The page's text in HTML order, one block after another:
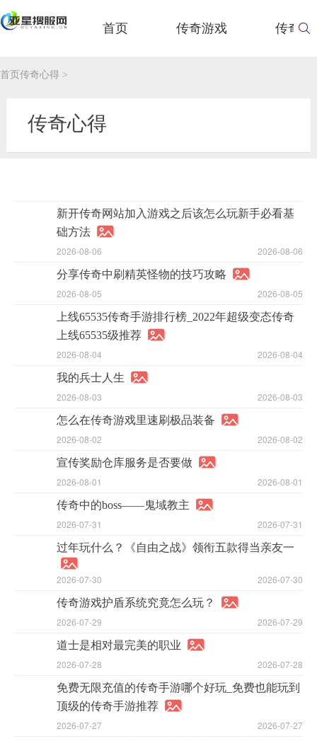
首页 传奇游戏 传奇玩
首页 >
传奇心得
传奇心得
新开传奇网站加入游戏之后该怎么玩新手必看基
础方法
2026-08-06
2026-08-06
分享传奇中刷精英怪物的技巧攻略
2026-08-05
2026-08-05
上线65535传奇手游排行榜_2022年超级变态传奇
上线65535级推荐
2026-08-04
2026-08-04
我的兵士人生
2026-08-03
2026-08-03
怎么在传奇游戏里速刷极品装备
2026-08-02
2026-08-02
宣传奖励仓库服务是否要做
2026-08-01
2026-08-01
传奇中的boss——鬼域教主
2026-07-31
2026-07-31
过年玩什么？《自由之战》领衔五款得当亲友一
2026-07-30
2026-07-30
传奇游戏护盾系统究竟怎么玩？
2026-07-29
2026-07-29
道士是相对最完美的职业
2026-07-28
2026-07-28
免费无限充值的传奇手游哪个好玩_免费也能玩到
顶级的传奇手游推荐
2026-07-27
2026-07-27